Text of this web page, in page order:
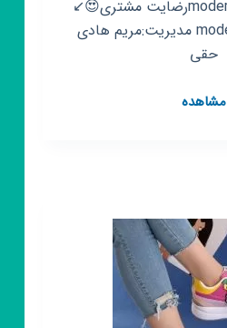
@moderouz_lebas2 5️⃣رضایت مشتری😍↙️
@moderouz_rezayat مدیریت:مریم هادی
حقی
مشاهدهکانال
💕
ارسال
رایگان
😍